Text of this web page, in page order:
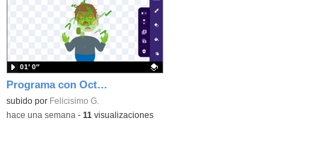
Programa con OctoStudio, un juego homenajeando al House of the dead con Zombies
Contenido educativo.
subido por Felicisimo G.
01′ 0″
-hace una semana - 11 visualizaciones